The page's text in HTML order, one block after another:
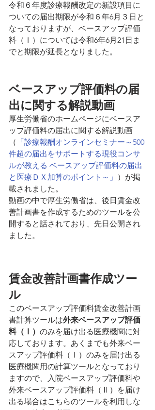
令和６年度診療報酬改定の新設項目に
ついての届出期限が令和６年6月３日と
なっておりますが、ベースアップ評価
料（Ⅰ）については令和6年6月21日ま
でと期限が延長となりました。
ベースアップ評価料の届
出に関する解説動画
厚生労働省のホームページにベースア
ップ評価料の届出に関する解説動画
（ 「診療報酬オンラインセミナー～500
件超の届出をサポートする現役コンサ
ルが教える ベースアップ評価料の届出
と医療ＤＸ加算のポイント～」 ）が掲
載されました。
動画の中で厚生労働省は、後日賃金改
善計画書を作成するためのツールを公
開すると話されており、先日公開され
ました。
賃金改善計画書作成ツー
ル
このベースアップ評価料賃金改善計画
書計算ツールは外来ベースアップ評価
料（Ⅰ） のみを届け出る医療機関に対
応しております。あくまでも外来ベー
スアップ評価料（Ⅰ）のみを届け出る
医療機関用の計算ツールとなっており
ますので、入院ベースアップ評価料や
外来ベースアップ評価料（Ⅱ）を届け
出る場合はこちらのツールを利用しな